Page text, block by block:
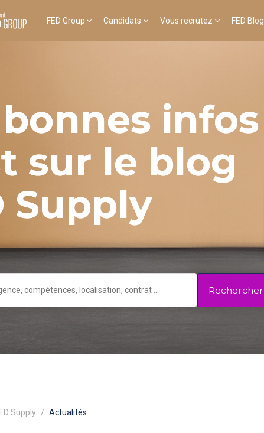
FED Group Candidats Vous recrutez FED Blog
infos
sur le blog
Supply
Rechercher
Supply Actualités